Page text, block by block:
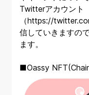
Twitterアカウント
（https://
信していきますの
ます。
■Oassy